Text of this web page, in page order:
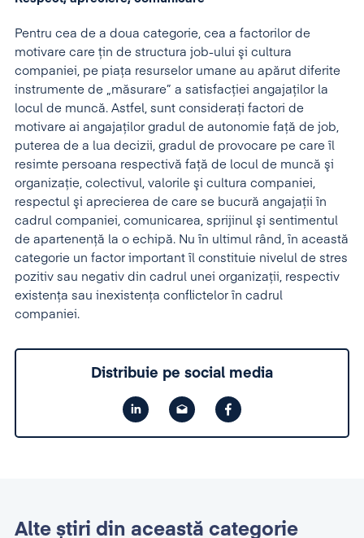
Pentru cea de a doua categorie, cea a factorilor de
motivare care ţin de structura job-ului şi cultura
companiei, pe piaţa resurselor umane au apărut diferite
instrumente de „măsurare” a satisfacţiei angajaţilor la
locul de muncă. Astfel, sunt consideraţi factori de
motivare ai angajaţilor gradul de autonomie faţă de job,
puterea de a lua decizii, gradul de provocare pe care îl
resimte persoana respectivă faţă de locul de muncă şi
organizaţie, colectivul, valorile şi cultura companiei,
respectul şi aprecierea de care se bucură angajaţii în
cadrul companiei, comunicarea, sprijinul şi sentimentul
de apartenenţă la o echipă. Nu în ultimul rând, în această
categorie un factor important îl constituie nivelul de stres
pozitiv sau negativ din cadrul unei organizaţii, respectiv
existenţa sau inexistenţa conflictelor în cadrul
companiei.
Distribuie pe social media
Alte știri din această categorie